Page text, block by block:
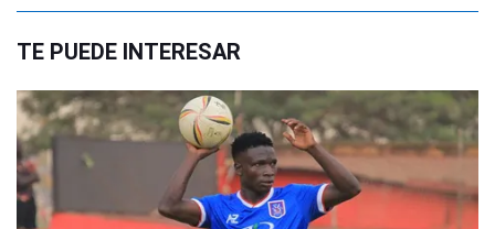
TE PUEDE INTERESAR